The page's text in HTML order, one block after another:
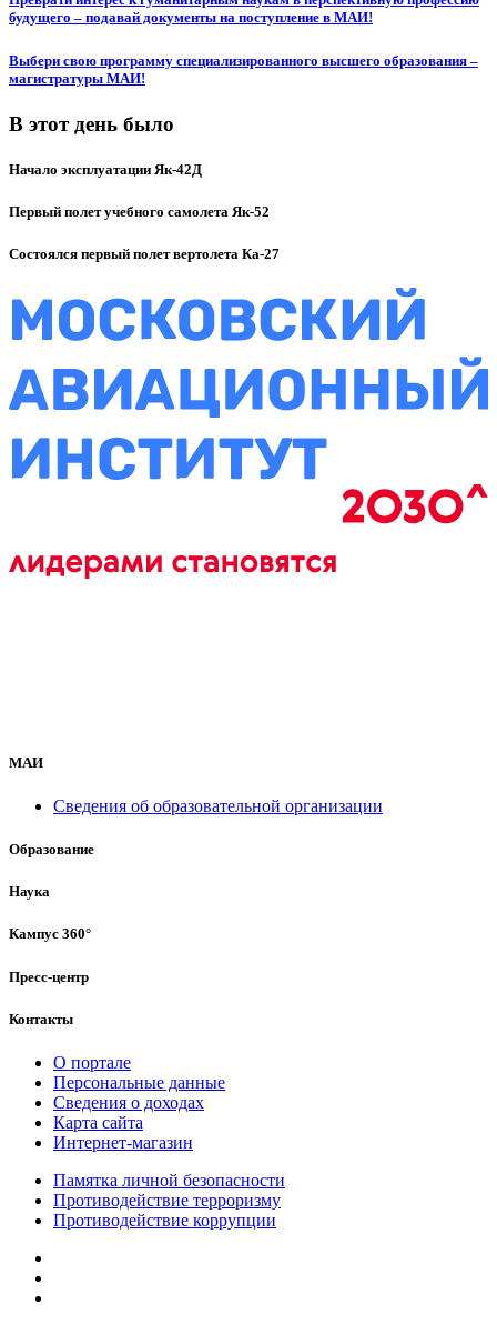
будущего – подавай документы на поступление в МАИ!
Выбери свою программу специализированного высшего образования –
магистратуры МАИ!
В этот день было
Начало эксплуатации Як-42Д
Первый полет учебного самолета Як-52
Состоялся первый полет вертолета Ка-27
МАИ
Сведения об образовательной организации
Образование
Наука
Кампус 360°
Пресс-центр
Контакты
О портале
Персональные данные
Сведения о доходах
Карта сайта
Интернет-магазин
Памятка личной безопасности
Противодействие терроризму
Противодействие коррупции